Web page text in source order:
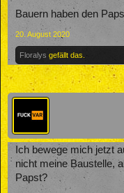
Bauern haben den
20. August 2020
Floralys gefällt das.
Ich bewege mich jetzt
nicht meine Baustelle,
Papst?